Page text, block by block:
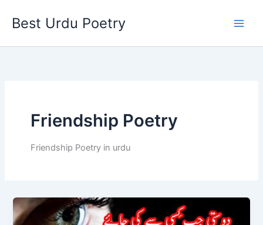
Best Urdu Poetry
Friendship Poetry
Friendship Poetry in urdu